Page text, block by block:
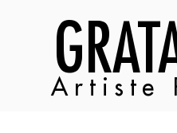
Artiste